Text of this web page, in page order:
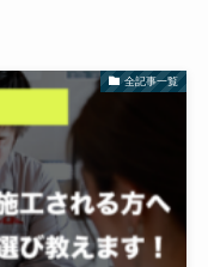
全記事一覧